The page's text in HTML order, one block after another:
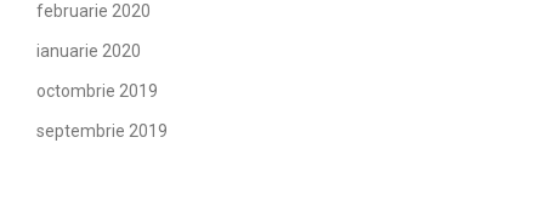
februarie 2020
ianuarie 2020
octombrie 2019
septembrie 2019